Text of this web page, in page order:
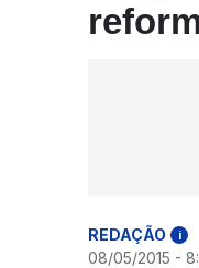
REDAÇÃO i
08/05/2015 -